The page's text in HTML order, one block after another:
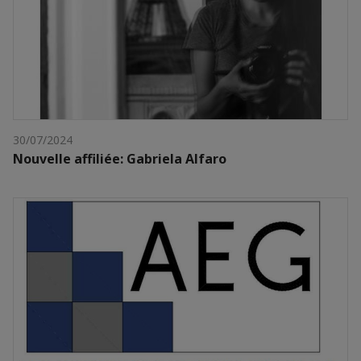
30/07/2024
Nouvelle affiliée: Gabriela Alfaro